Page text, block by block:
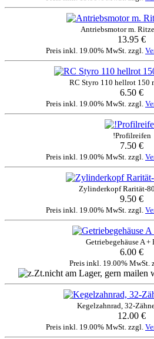
Antriebsmotor m.
13.95 €
Preis inkl. 19.00% MwSt. zzgl.
RC Styro 110 hellrot 150
6.50 €
Preis inkl. 19.00% MwSt. zzgl.
!Profilreifen
7.50 €
Preis inkl. 19.00% MwSt. zzgl.
Zylinderkopf Rarität-
9.50 €
Preis inkl. 19.00% MwSt. zzgl.
Getriebegehäuse A +
6.00 €
Preis inkl. 19.00% MwSt.
Kegelzahnrad, 32-
12.00 €
Preis inkl. 19.00% MwSt. zzgl.